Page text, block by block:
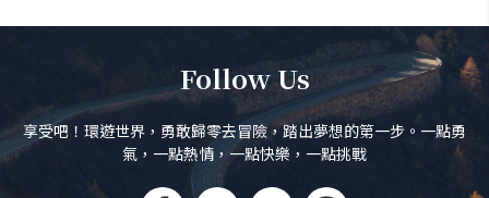
Follow Us
享受吧！環遊世界，勇敢歸零去冒險，踏出夢想的第一步。一點勇
氣，一點熱情，一點快樂，一點挑戰